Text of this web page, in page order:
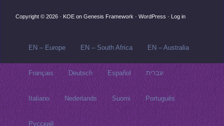
Copyright © 2026 · KOE on Genesis Framework · WordPress · Log in
EN – Europe EN – South Africa EN – Australia
Français Deutsch Español עברית
Italiano Nederlands Suomi Português
Русский‬